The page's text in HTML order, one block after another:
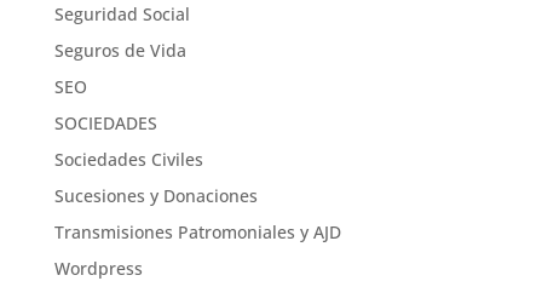
Seguridad Social
Seguros de Vida
SEO
SOCIEDADES
Sociedades Civiles
Sucesiones y Donaciones
Transmisiones Patromoniales y AJD
Wordpress